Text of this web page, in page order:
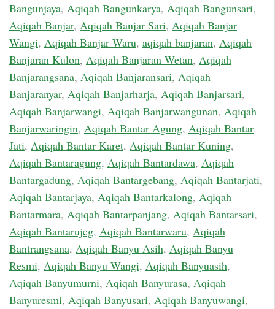
Bangunjaya, Aqiqah Bangunkarya, Aqiqah Bangunsari,
Aqiqah Banjar, Aqiqah Banjar Sari, Aqiqah Banjar
Wangi, Aqiqah Banjar Waru, aqiqah banjaran, Aqiqah
Banjaran Kulon, Aqiqah Banjaran Wetan, Aqiqah
Banjarangsana, Aqiqah Banjaransari, Aqiqah
Banjaranyar, Aqiqah Banjarharja, Aqiqah Banjarsari,
Aqiqah Banjarwangi, Aqiqah Banjarwangunan, Aqiqah
Banjarwaringin, Aqiqah Bantar Agung, Aqiqah Bantar
Jati, Aqiqah Bantar Karet, Aqiqah Bantar Kuning,
Aqiqah Bantaragung, Aqiqah Bantardawa, Aqiqah
Bantargadung, Aqiqah Bantargebang, Aqiqah Bantarjati,
Aqiqah Bantarjaya, Aqiqah Bantarkalong, Aqiqah
Bantarmara, Aqiqah Bantarpanjang, Aqiqah Bantarsari,
Aqiqah Bantarujeg, Aqiqah Bantarwaru, Aqiqah
Bantrangsana, Aqiqah Banyu Asih, Aqiqah Banyu
Resmi, Aqiqah Banyu Wangi, Aqiqah Banyuasih,
Aqiqah Banyumurni, Aqiqah Banyurasa, Aqiqah
Banyuresmi, Aqiqah Banyusari, Aqiqah Banyuwangi,